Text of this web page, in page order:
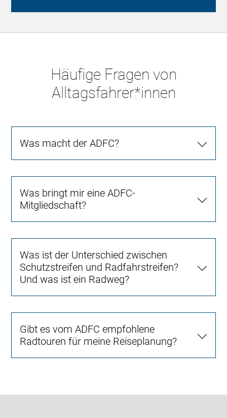
Häufige Fragen von
Alltagsfahrer*innen
Was macht der ADFC?
Was bringt mir eine ADFC-
Mitgliedschaft?
Was ist der Unterschied zwischen
Schutzstreifen und Radfahrstreifen?
Und was ist ein Radweg?
Gibt es vom ADFC empfohlene
Radtouren für meine Reiseplanung?